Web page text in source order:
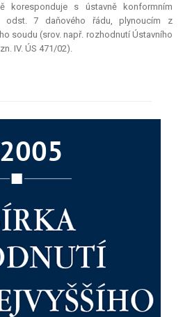
koresponduje s ústavně konformním
odst. 7 daňového řádu, plynoucím z
soudu (srov. např. rozhodnutí Ústavního
IV. ÚS 471/02).